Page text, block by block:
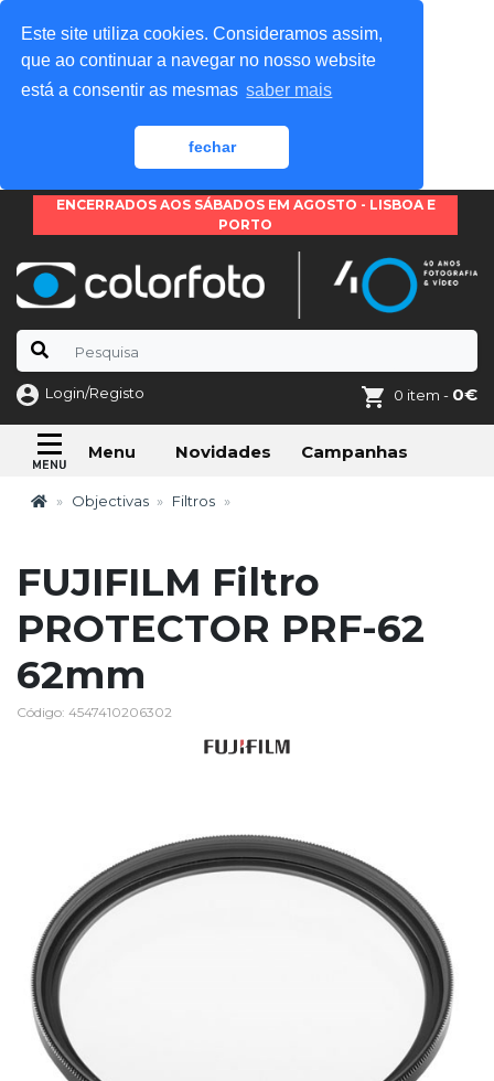
Este site utiliza cookies. Consideramos assim,
que ao continuar a navegar no nosso website
está a consentir as mesmas saber mais
fechar
ENCERRADOS AOS SÁBADOS EM AGOSTO - LISBOA E
PORTO
Login/Registo 0 item - 0€
Menu Novidades Campanhas
Objectivas Filtros
FUJIFILM Filtro
PROTECTOR PRF-62
62mm
Código: 4547410206302